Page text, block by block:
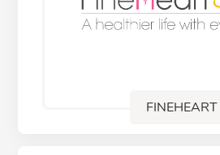
FINEHEART